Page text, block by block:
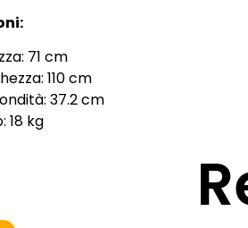
71 cm
110 cm
37.2 cm
18 kg